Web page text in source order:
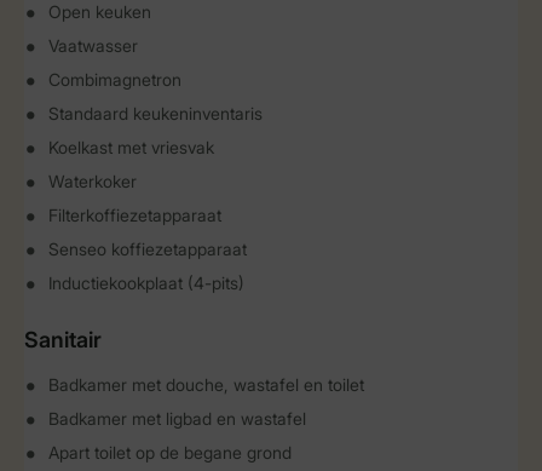
Open keuken
Vaatwasser
Combimagnetron
Standaard keukeninventaris
Koelkast met vriesvak
Waterkoker
Filterkoffiezetapparaat
Senseo koffiezetapparaat
Inductiekookplaat (4-pits)
Sanitair
Badkamer met douche, wastafel en toilet
Badkamer met ligbad en wastafel
Apart toilet op de begane grond